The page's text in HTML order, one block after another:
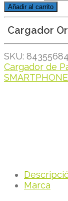
Añadir al carrito
Cargador
SKU:
Cargador de
SMARTPHONE
Marca